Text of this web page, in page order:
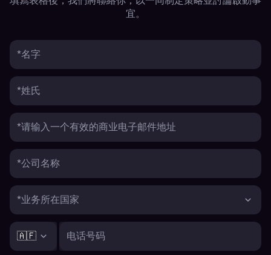
宜。
*名字
*姓氏
*请输入一个有效的商业电子邮件地址
*公司名称
*业务所在国家
🇦🇫 电话号码